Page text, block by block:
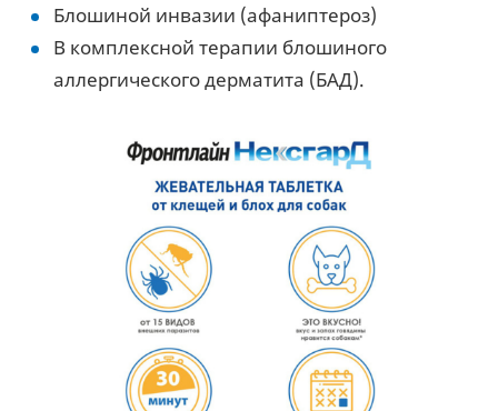
Блошиной инвазии (афаниптероз)
В комплексной терапии блошиного
аллергического дерматита (БАД).